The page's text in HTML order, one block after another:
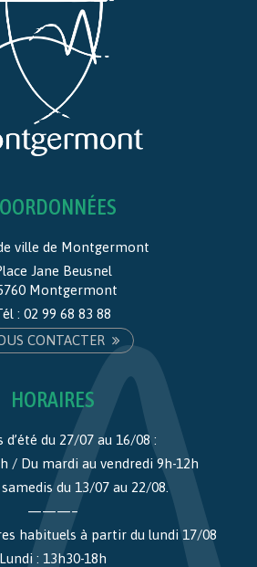
ville de Montgermont
Jane Beusnel
Montgermont
: 02 99 68 83 88
CONTACTER
HORAIRES
d’été du 27/07 au 16/08 :
/ Du mardi au vendredi 9h-12h
du 13/07 au 22/08.
———–
habituels à partir du lundi 17/08
Lundi : 13h30-18h